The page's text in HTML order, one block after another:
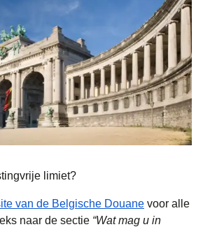
limiet?
van de Belgische Douane( opent in
voor alle
naar de sectie “Wat mag u in